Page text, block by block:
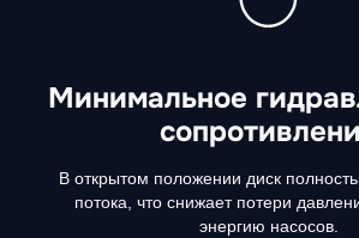
Минимальное
В открытом положении диск
потока, что снижает потери
энергию насосов.